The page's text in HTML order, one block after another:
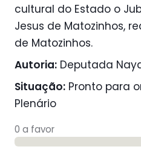
cultural do Estado o
Jesus de Matozinhos,
de Matozinhos.
Autoria: Deputada
Situação: Pronto para
Plenário
0 a favor